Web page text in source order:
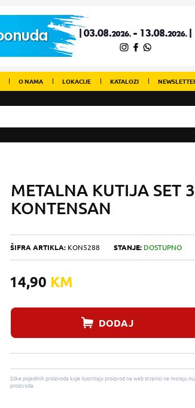
O NAMA LOKACIJE KATALOZI
METALNA KUTIJA SET
KONTENSAN
ŠIFRA ARTIKLA: KON5288 STANJE: DOSTUPNO
14,90 KM
DODAJ
Slike pojedinih proizvoda koje ilustriraju proizvod na web stranici ne moraju
proizvoda.